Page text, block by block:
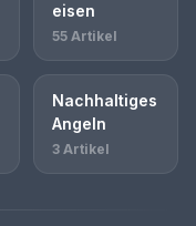
eisen
55 Artikel
Nachhaltiges
Angeln
3 Artikel